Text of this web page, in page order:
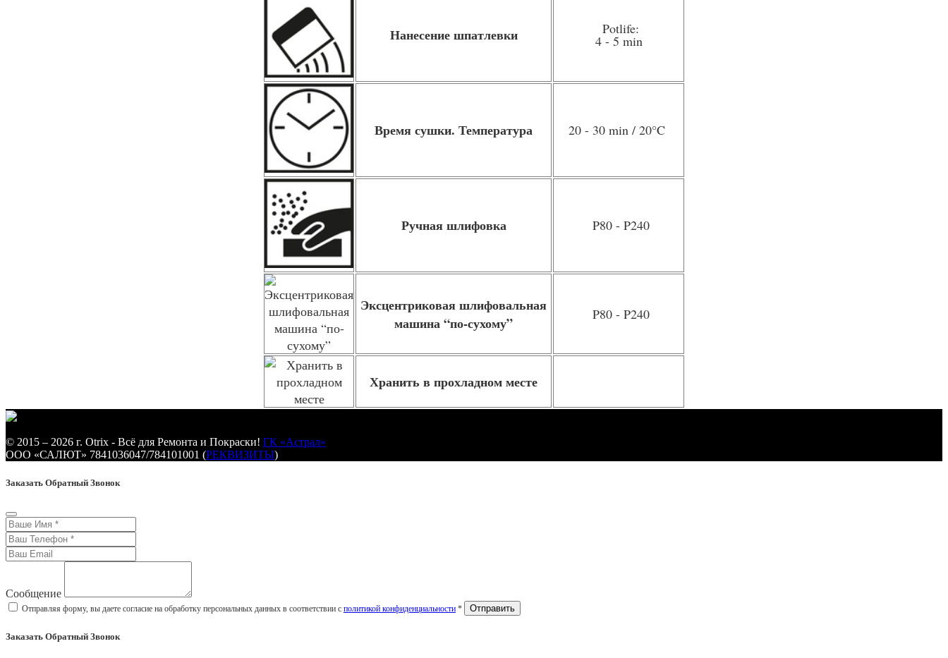
Нанесение шпатлевки Potlife:
4 - 5 min
Время сушки. Температура 20 - 30 min / 20°C
Ручная шлифовка P80 - P240
Эксцентриковая шлифовальная
машина “по-сухому”
P80 - P240
Хранить в прохладном месте
© 2015 – 2026 г. Otrix - Всё для Ремонта и Покраски! ГК «Астрал»
ООО «САЛЮТ» 7841036047/784101001 (РЕКВИЗИТЫ)
Заказать Обратный Звонок
Сообщение
Отправляя форму, вы даете согласие на обработку персональных данных в соответствии с политикой конфиденциальности *
Заказать Обратный Звонок